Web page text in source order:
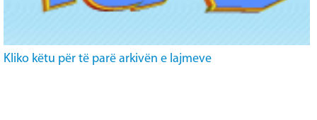
Kliko këtu për të parë arkivën e lajmeve